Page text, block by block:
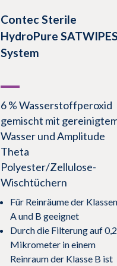
Contec Sterile
HydroPure SATWIPES
System
6 % Wasserstoffperoxid
gemischt mit
Wasser und Amplitude
Theta
Polyester/Zellulose-
Wischtüchern
Für Reinräume der Klassen
A und B geeignet
Durch die Filterung auf 0,2
Mikrometer in einem
Reinraum der Klasse B ist